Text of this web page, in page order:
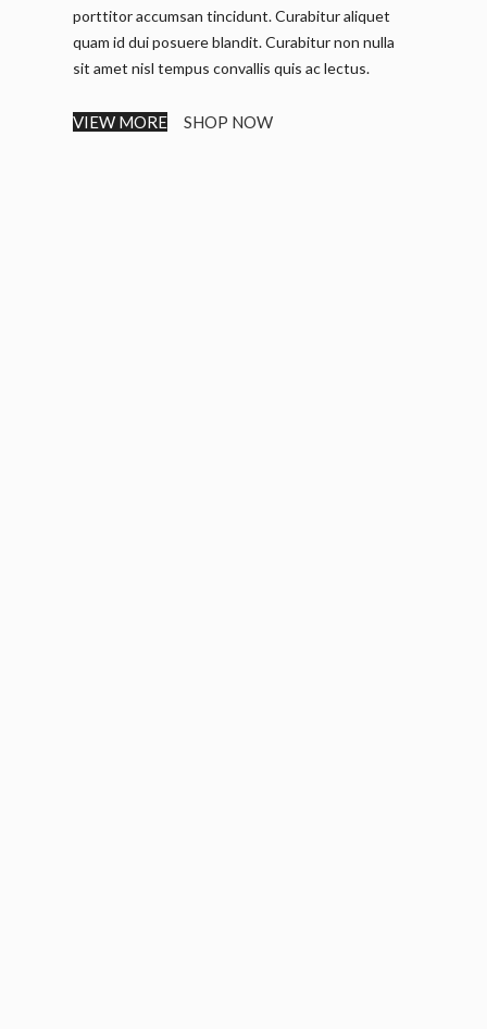
porttitor accumsan tincidunt. Curabitur aliquet
quam id dui posuere blandit. Curabitur non nulla
sit amet nisl tempus convallis quis ac lectus.
VIEW MORE SHOP NOW